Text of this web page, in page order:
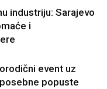
industriju: Sarajevo
i
event uz
popuste